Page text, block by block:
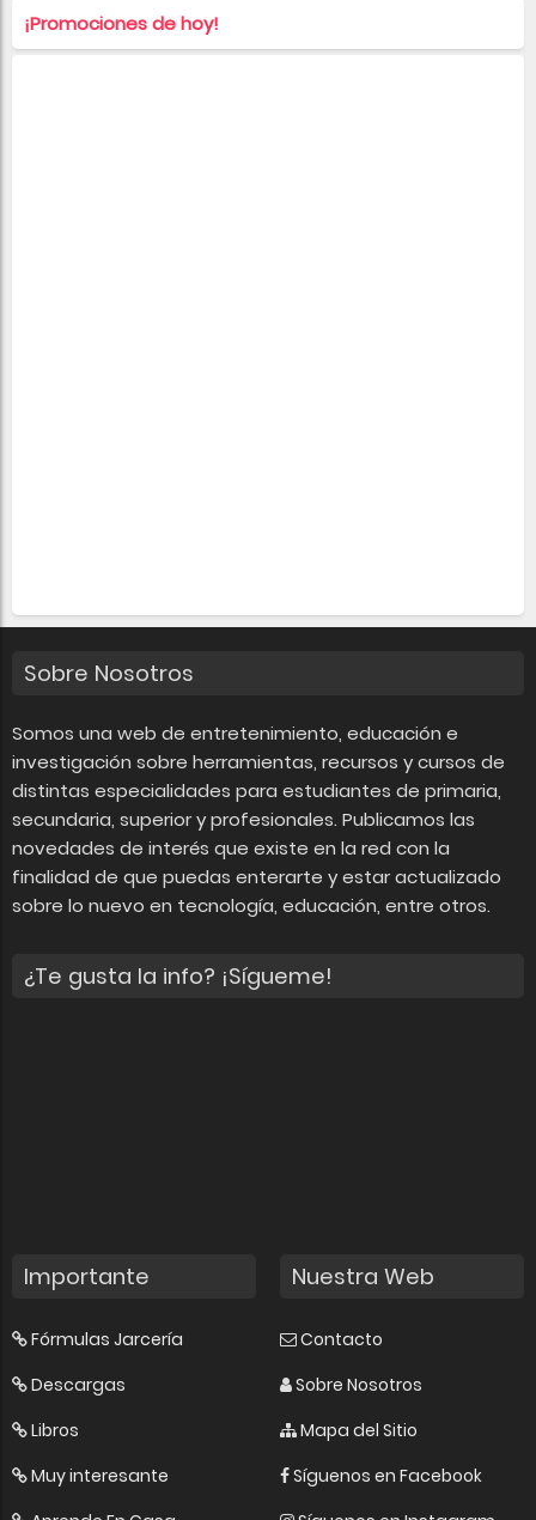
¡Promociones de hoy!
Sobre Nosotros
Somos una web de entretenimiento, educación e
investigación sobre herramientas, recursos y cursos de
distintas especialidades para estudiantes de primaria,
secundaria, superior y profesionales. Publicamos las
novedades de interés que existe en la red con la
finalidad de que puedas enterarte y estar actualizado
sobre lo nuevo en tecnología, educación, entre otros.
¿Te gusta la info? ¡Sígueme!
Importante
Fórmulas Jarcería
Descargas
Libros
Muy interesante
Nuestra Web
Contacto
Sobre Nosotros
Mapa del Sitio
Síguenos en Facebook